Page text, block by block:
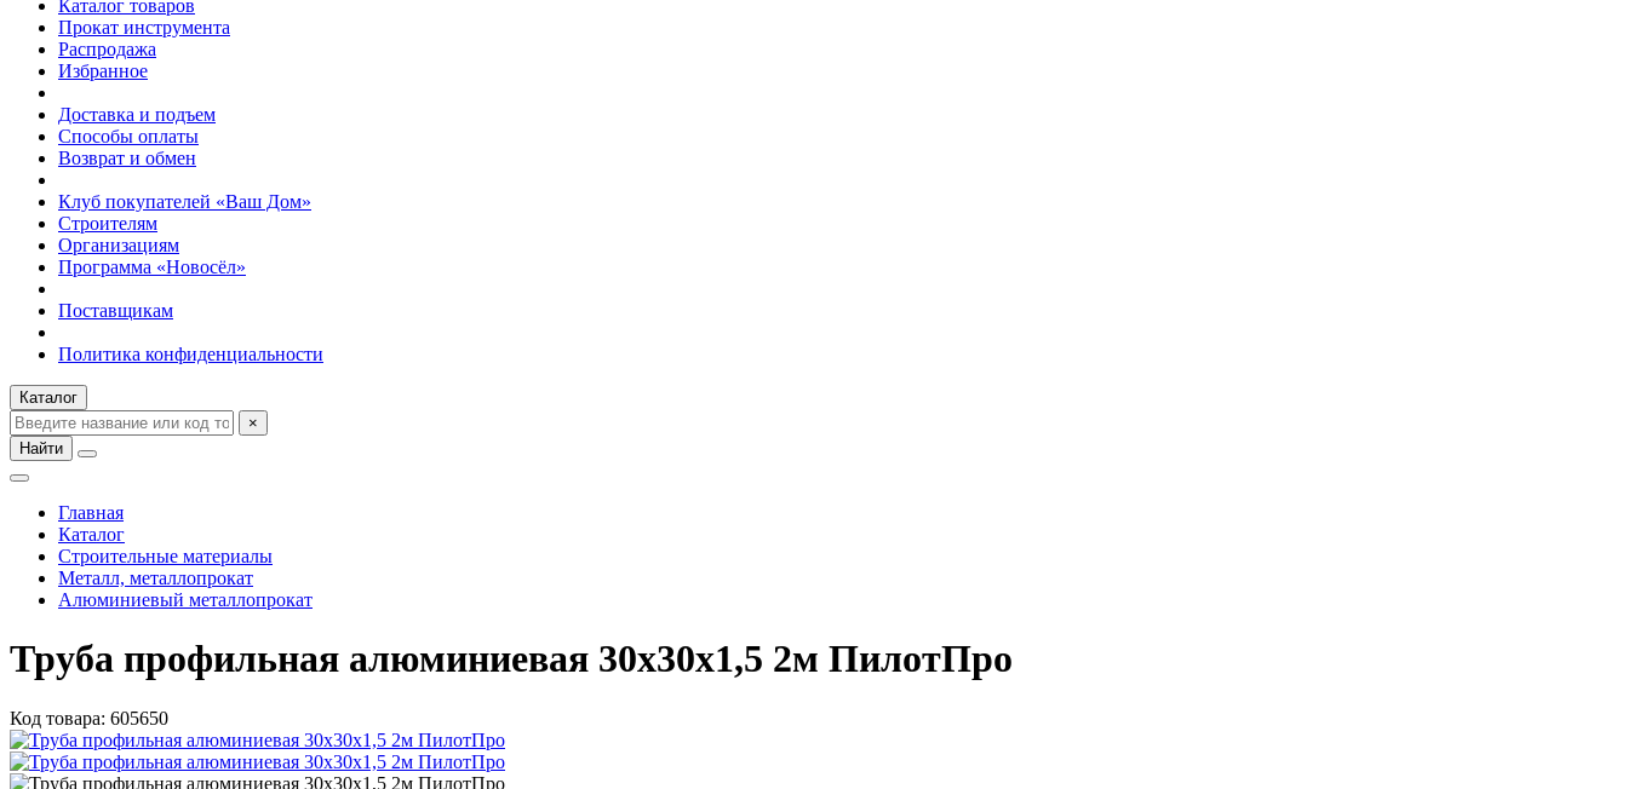
Каталог товаров
Прокат инструмента
Распродажа
Избранное
Доставка и подъем
Способы оплаты
Возврат и обмен
Клуб покупателей «Ваш Дом»
Строителям
Организациям
Программа «Новосёл»
Поставщикам
Политика конфиденциальности
Каталог
×
Найти
Главная
Каталог
Строительные материалы
Металл, металлопрокат
Алюминиевый металлопрокат
Труба профильная алюминиевая 30х30х1,5 2м ПилотПро
Код товара: 605650